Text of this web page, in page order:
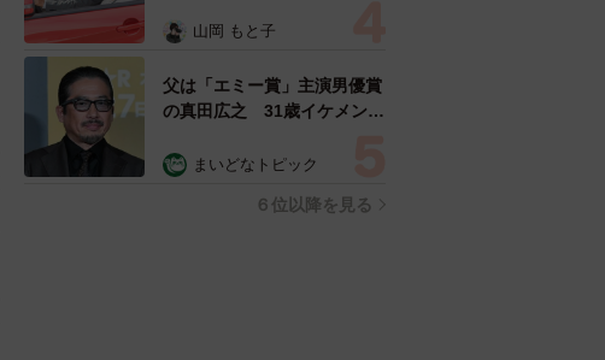
憩まで分刻み… 「大学生で
山岡 もと子
父は「エミー賞」主演男優賞
の真田広之 31歳イケメン俳
「ガチヒロさんそっくり」
まいどなトピック
６位以降を見る